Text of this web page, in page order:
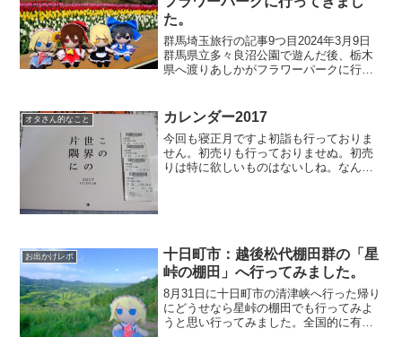
た。
群馬埼玉旅行の記事9つ目2024年3月9日
群馬県立多々良沼公園で遊んだ後、栃木
県へ渡りあしかがフラワーパークに行き
ため藤は咲いていない。ちょっと不安な
まま行ってみたら...
オタさん的なこと カレンダー2017
今回も寝正月ですよ初詣も行っておりま
せん。初売りも行っておりませぬ。初売
りは特に欲しいものはないしね。なんせ
お出かけレポ
十日町市：越後松代棚田群の「星
峠の棚田」へ行ってみました。
8月31日に十日町市の清津峡へ行った帰り
にどうせなら星峠の棚田でも行ってみよ
うと思い行ってみました。全国的に有名